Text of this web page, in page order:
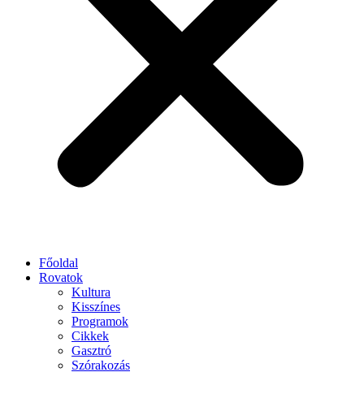
Főoldal
Rovatok
Kultura
Kisszínes
Programok
Cikkek
Gasztró
Szórakozás